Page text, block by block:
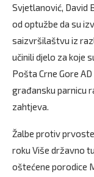
Svjetlanović, David
od optužbe da su
saizvršilaštvu iz
učinili djelo za koje
Pošta Crne Gore
građansku parnicu
zahtjeva.
Žalbe protiv
roku Više državno
oštećene porodice